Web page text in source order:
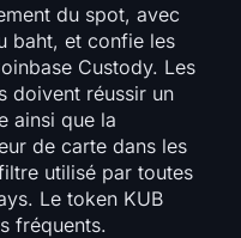
du spot, avec
baht, et confie les
Custody. Les
doivent réussir un
ainsi que la
de carte dans les
utilisé par toutes
Le token KUB
fréquents.